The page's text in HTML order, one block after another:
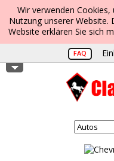
Wir verwenden
Nutzung unserer
Website erklären Sie sich
FAQ